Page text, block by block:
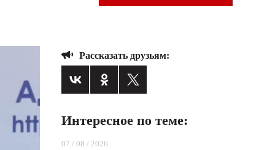
ГОРОДСКОЙ ПОРТАЛ
Рассказать друзьям:
Интересное по теме:
07 / 08 / 2026